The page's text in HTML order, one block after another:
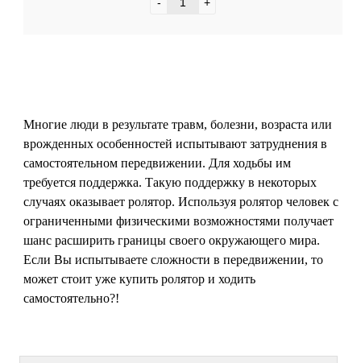
Многие люди в результате травм, болезни, возраста или
врожденных особенностей испытывают затруднения в
самостоятельном передвижении. Для ходьбы им
требуется поддержка. Такую поддержку в некоторых
случаях оказывает ролятор. Используя ролятор человек с
ограниченными физическими возможностями получает
шанс расширить границы своего окружающего мира.
Если Вы испытываете сложности в передвижении, то
может стоит уже купить ролятор и ходить
самостоятельно?!